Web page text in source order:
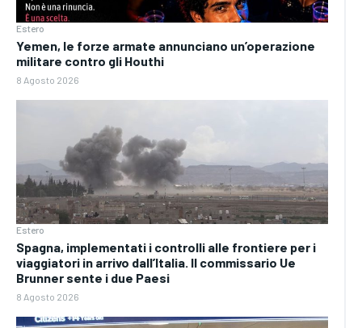
Estero
Yemen, le forze armate annunciano un’operazione
militare contro gli Houthi
8 Agosto 2026
Estero
Spagna, implementati i controlli alle frontiere per i
viaggiatori in arrivo dall’Italia. Il commissario Ue
Brunner sente i due Paesi
8 Agosto 2026